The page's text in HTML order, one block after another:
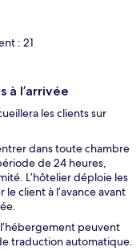
: 21
à l’arrivée
les clients sur
dans toute chambre
de 24 heures,
L’hôtelier déploie les
client à l’avance avant
peuvent
traduction automatique.